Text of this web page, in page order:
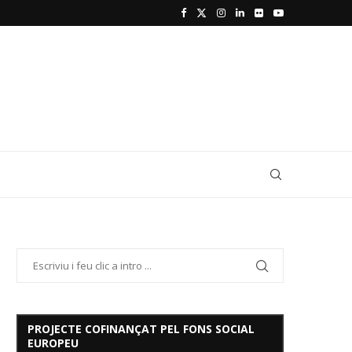
PROJECTE COFINANÇAT PEL FONS SOCIAL
EUROPEU